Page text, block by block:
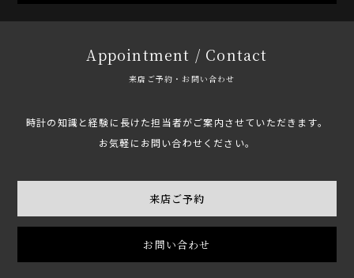
Appointment / Contact
来店ご予約・お問い合わせ
時計の知識と経験に長けた担当者がご案内させていただきます。
お気軽にお問い合わせください。
来店ご予約
お問い合わせ